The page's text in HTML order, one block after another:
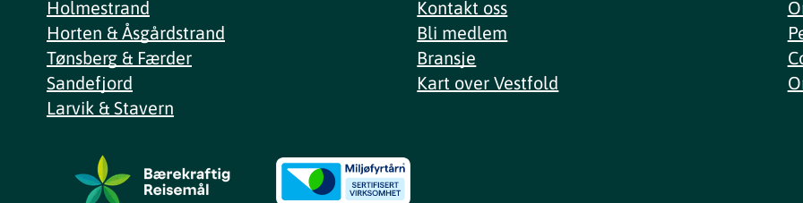
Holmestrand
Horten & Åsgårdstrand
Tønsberg & Færder
Sandefjord
Larvik & Stavern
Kontakt oss
Bli medlem
Bransje
Kart over Vestfold